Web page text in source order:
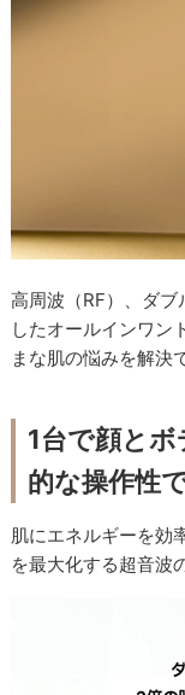
高周波（RF）、ダ
したオールインワン
まな肌の悩みを解決
1台で顔と
的な操作性
肌にエネルギーを効
を最大化する超音波